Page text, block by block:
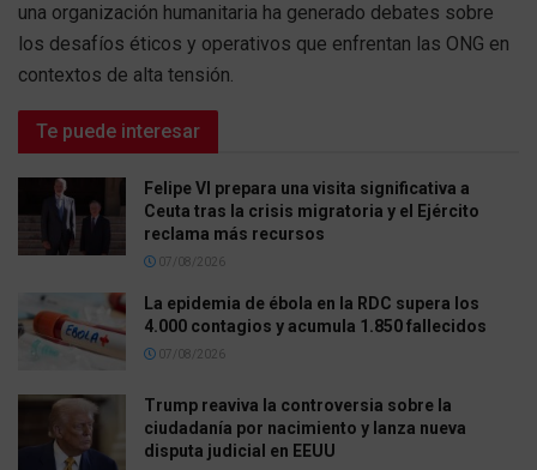
una organización humanitaria ha generado debates sobre
los desafíos éticos y operativos que enfrentan las ONG en
contextos de alta tensión.
Te puede interesar
Felipe VI prepara una visita significativa a
Ceuta tras la crisis migratoria y el Ejército
reclama más recursos
07/08/2026
La epidemia de ébola en la RDC supera los
4.000 contagios y acumula 1.850 fallecidos
07/08/2026
Trump reaviva la controversia sobre la
ciudadanía por nacimiento y lanza nueva
disputa judicial en EEUU